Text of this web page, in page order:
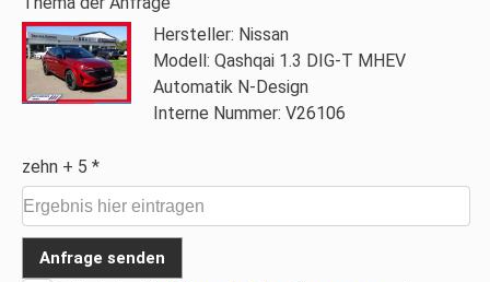
Hersteller: Nissan
Modell: Qashqai 1.3 DIG-T MHEV
Automatik N-Design
Interne Nummer: V26106
zehn + 5 *
Anfrage senden